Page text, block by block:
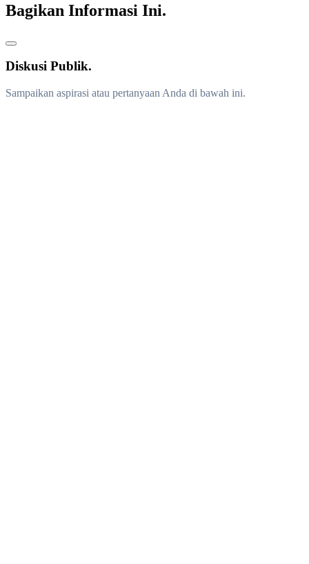
Bagikan Informasi Ini.
Diskusi Publik.
Sampaikan aspirasi atau pertanyaan Anda di bawah ini.